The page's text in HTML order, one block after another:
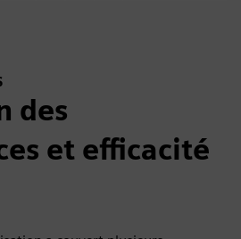
des
et efficacité